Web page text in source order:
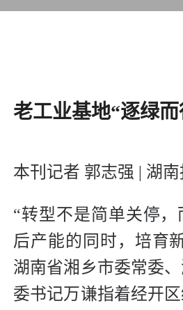
老工业基地“逐绿而
本刊记者 郭志强 | 湖
“转型不是简单关停
后产能的同时，培育
湖南省湘乡市委常委
委书记万谦指着经开